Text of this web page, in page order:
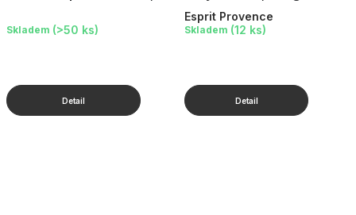
Skladem (>50 ks)
Esprit Provence
Skladem (12 ks)